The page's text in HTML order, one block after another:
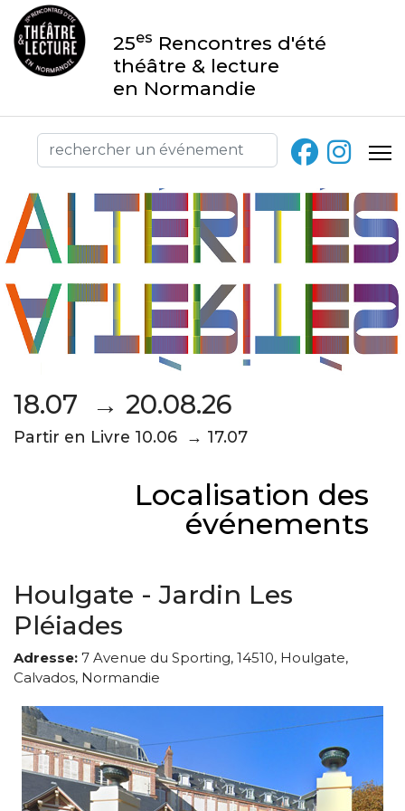
25es Rencontres d'été
théâtre & lecture
en Normandie
18.07 → 20.08.26
Partir en Livre 10.06 → 17.07
Localisation des
événements
Houlgate - Jardin Les
Pléiades
Adresse: 7 Avenue du Sporting, 14510, Houlgate,
Calvados, Normandie